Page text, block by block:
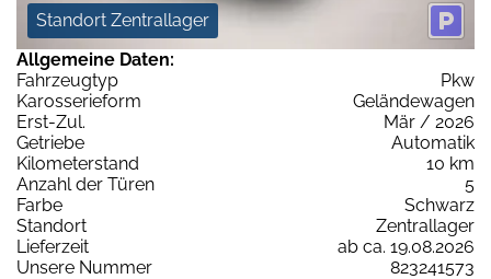
Standort Zentrallager
Allgemeine Daten:
Fahrzeugtyp
Pkw
Karosserieform
Geländewagen
Erst-Zul.
Mär / 2026
Getriebe
Automatik
Kilometerstand
10 km
Anzahl der Türen
5
Farbe
Schwarz
Standort
Zentrallager
Lieferzeit
ab ca. 19.08.2026
Unsere Nummer
823241573